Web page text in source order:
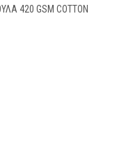
420 GSM COTTON